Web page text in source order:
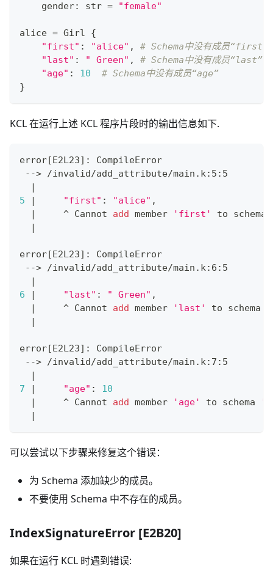
    gender
: str = "female"
alice = Girl {
"first" : "alice" ,
# Schema中没有成员“first”
"last" : " Green" ,
# Schema中没有成员“last”
"age" : 10
# Schema中没有成员“age”
}
KCL 在运行上述 KCL 程序片段时的输出信息如下.
error [ E2L23] : CompileError
--> /invalid/add_attribute/main.k:5:5
5
"first" : "alice" ,
     ^ Cannot
add member 'first' to schema
error [ E2L23] : CompileError
--> /invalid/add_attribute/main.k:6:5
6
"last" : " Green" ,
     ^ Cannot
add member 'last' to schema
error [ E2L23] : CompileError
--> /invalid/add_attribute/main.k:7:5
7
"age" :
10
     ^ Cannot
add member 'age' to schema
可以尝试以下步骤来修复这个错误：
为 Schema 添加缺少的成员。
不要使用 Schema 中不存在的成员。
IndexSignatureError [E2B20]
如果在运行 KCL 时遇到错误: